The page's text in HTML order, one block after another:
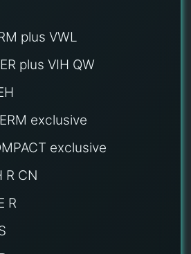
plus VWL
plus VIH QW
exclusive
exclusive
R CN
R